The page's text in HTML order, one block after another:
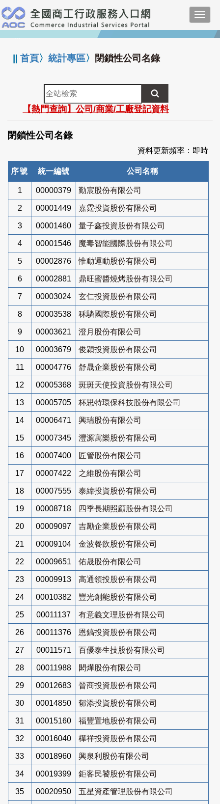
跳
到
主
要
:::
||首頁〉統計專區〉 閉鎖性公司名錄
全
站
檢
索
【熱門查詢】公司/商業/工廠登記資料
閉鎖性公司名錄
資料更新頻率：即時
序號 統一編號 公司名稱
1 00000379 勤宸股份有限公司
2 00001449 嘉霆投資股份有限公司
3 00001460 量子鑫投資股份有限公司
4 00001546 魔毒智能國際股份有限公司
5 00002876 惟動運動股份有限公司
6 00002881 鼎旺蜜醬燒烤股份有限公司
7 00003024 玄仁投資股份有限公司
8 00003538 秝驎國際股份有限公司
9 00003621 澄月股份有限公司
10 00003679 俊穎投資股份有限公司
11 00004776 舒晟企業股份有限公司
12 00005368 斑斑天使投資股份有限公司
13 00005705 杯思特環保科技股份有限公司
14 00006471 興瑞股份有限公司
15 00007345 灃源寓樂股份有限公司
16 00007400 匠管股份有限公司
17 00007422 之維股份有限公司
18 00007555 泰緯投資股份有限公司
19 00008718 四季長期照顧股份有限公司
20 00009097 吉勵企業股份有限公司
21 00009104 金波餐飲股份有限公司
22 00009651 佑晟股份有限公司
23 00009913 高通領投股份有限公司
24 00010382 豐光創能股份有限公司
25 00011137 有意義文理股份有限公司
26 00011376 恩鎬投資股份有限公司
27 00011571 百優泰生技股份有限公司
28 00011988 閎燁股份有限公司
29 00012683 晉商投資股份有限公司
30 00014850 郁添投資股份有限公司
31 00015160 福豐置地股份有限公司
32 00016040 樺祥投資股份有限公司
33 00018960 興泉利股份有限公司
34 00019399 鉅客民饕股份有限公司
35 00020950 五星資產管理股份有限公司